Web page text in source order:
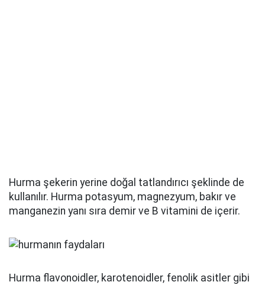
Hurma şekerin yerine doğal tatlandırıcı şeklinde de
kullanılır. Hurma potasyum, magnezyum, bakır ve
manganezin yanı sıra demir ve B vitamini de içerir.
Hurma flavonoidler, karotenoidler, fenolik asitler gibi